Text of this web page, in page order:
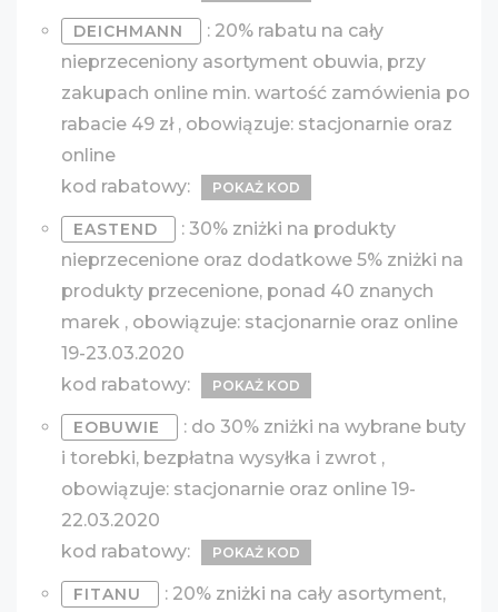
DEICHMANN
: 20% rabatu na cały
nieprzeceniony asortyment obuwia, przy
zakupach online min. wartość zamówienia po
rabacie 49 zł , obowiązuje: stacjonarnie oraz
online
kod rabatowy:
POKAŻ KOD
EASTEND
: 30% zniżki na produkty
nieprzecenione oraz dodatkowe 5% zniżki na
produkty przecenione, ponad 40 znanych
marek , obowiązuje: stacjonarnie oraz online
19-23.03.2020
kod rabatowy:
POKAŻ KOD
EOBUWIE
: do 30% zniżki na wybrane buty
i torebki, bezpłatna wysyłka i zwrot ,
obowiązuje: stacjonarnie oraz online 19-
22.03.2020
kod rabatowy:
POKAŻ KOD
FITANU
: 20% zniżki na cały asortyment,